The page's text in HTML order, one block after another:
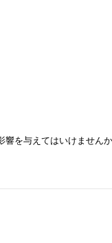
を与えてはいけません